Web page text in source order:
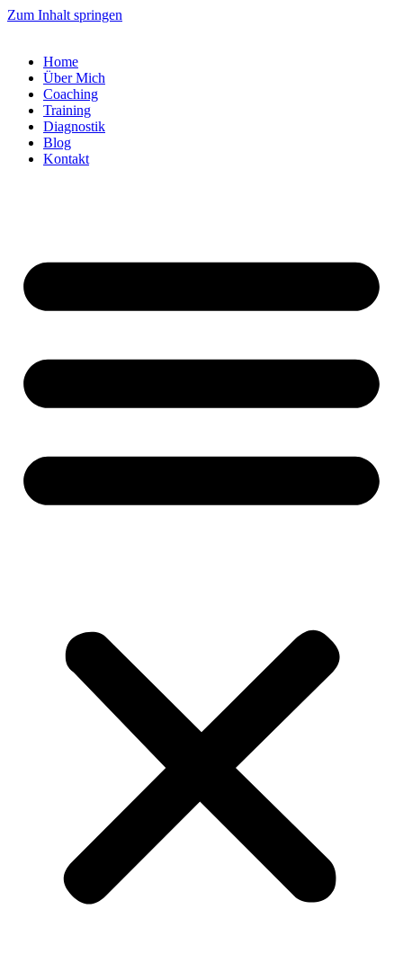
Zum Inhalt springen
Home
Über Mich
Coaching
Training
Diagnostik
Blog
Kontakt